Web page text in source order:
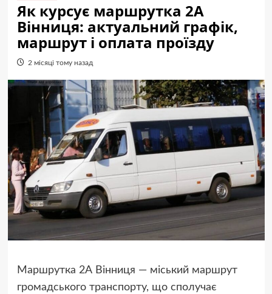
Як курсує маршрутка 2А
Вінниця: актуальний графік,
маршрут і оплата проїзду
2 місяці тому назад
Маршрутка 2А Вінниця — міський маршрут
громадського транспорту, що сполучає